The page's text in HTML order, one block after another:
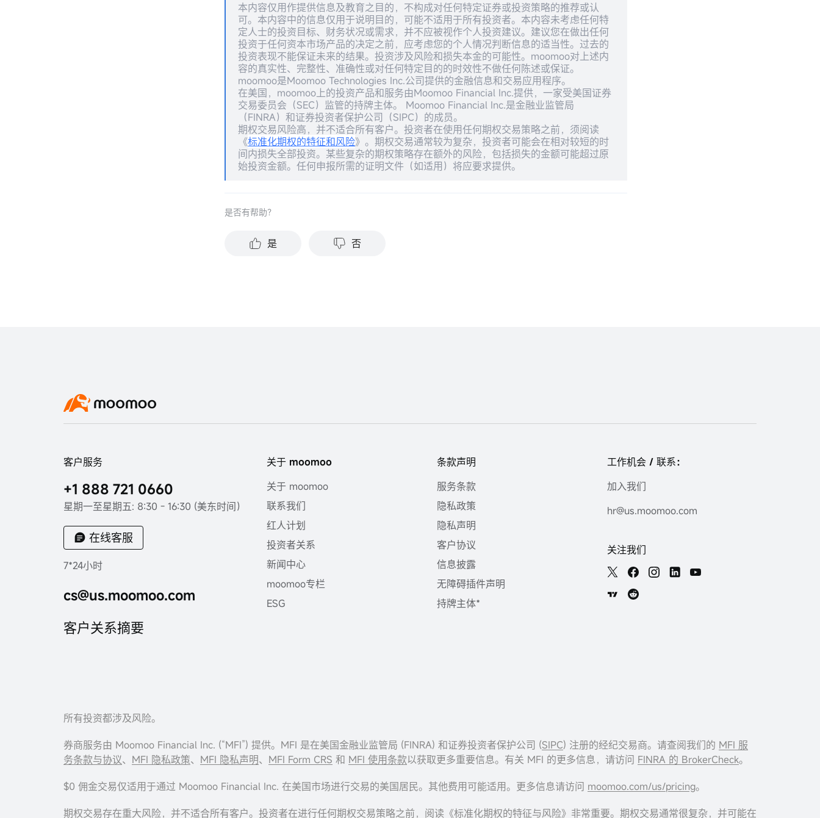
本内容仅用作提供信息及教育之目的，不构成对任何特定证券或投资策略的推荐或认
可。本内容中的信息仅用于说明目的，可能不适用于所有投资者。本内容未考虑任何特
定人士的投资目标、财务状况或需求，并不应被视作个人投资建议。建议您在做出任何
投资于任何资本市场产品的决定之前，应考虑您的个人情况判断信息的适当性。过去的
投资表现不能保证未来的结果。投资涉及风险和损失本金的可能性。moomoo对上述内
容的真实性、完整性、准确性或对任何特定目的的时效性不做任何陈述或保证。
moomoo是Moomoo Technologies Inc.公司提供的金融信息和交易应用程序。
在美国，moomoo上的投资产品和服务由Moomoo Financial Inc.提供，一家受美国证券
交易委员会（SEC）监管的持牌主体。 Moomoo Financial Inc.是金融业监管局
（FINRA）和证券投资者保护公司（SIPC）的成员。
期权交易风险高，并不适合所有客户。投资者在使用任何期权交易策略之前，须阅读
《标准化期权的特征和风险》。期权交易通常较为复杂，投资者可能会在相对较短的时
间内损失全部投资。某些复杂的期权策略存在额外的风险，包括损失的金额可能超过原
始投资金额。任何申报所需的证明文件（如适用）将应要求提供。
是否有帮助？
是 否
客户服务
+1 888 721 0660
星期一至星期五: 8:30 - 16:30 (美东时间）
在线客服
7*24小时
cs@us.moomoo.com
客户关系摘要
关于 moomoo
关于 moomoo
联系我们
红人计划
投资者关系
新闻中心
moomoo专栏
ESG
条款声明
服务条款
隐私政策
隐私声明
客户协议
信息披露
无障碍插件声明
持牌主体*
工作机会 / 联系：
加入我们
hr@us.moomoo.com
关注我们
所有投资都涉及风险。
券商服务由 Moomoo Financial Inc. (“MFI”) 提供。MFI 是在美国金融业监管局 (FINRA) 和证券投资者保护公司 (SIPC) 注册的经纪交易商。请查阅我们的 MFI 服
务条款与协议、 MFI 隐私政策、 MFI 隐私声明、 MFI Form CRS 和 MFI 使用条款以获取更多重要信息。有关 MFI 的更多信息，请访问 FINRA 的 BrokerCheck。
$0 佣金交易仅适用于通过 Moomoo Financial Inc. 在美国市场进行交易的美国居民。其他费用可能适用。更多信息请访问 moomoo.com/us/pricing。
期权交易存在重大风险，并不适合所有客户。投资者在进行任何期权交易策略之前，阅读 《标准化期权的特征与风险》 非常重要。期权交易通常很复杂，并可能在